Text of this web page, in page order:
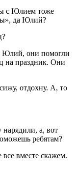
с Юлием тоже
да Юлий?
Юлий, они помогли
на праздник. Они
отдохну. А, то
а, вот
ребятам?
вместе скажем.